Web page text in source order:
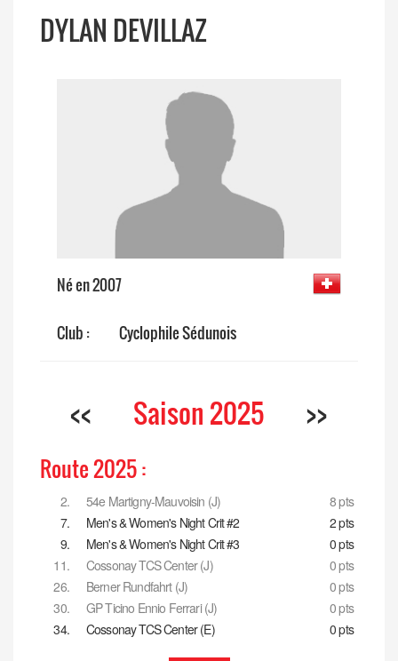
DYLAN DEVILLAZ
Né en 2007
Club : Cyclophile Sédunois
<< Saison 2025 >>
Route 2025 :
2. 54e Martigny-Mauvoisin (J)
8 pts
7.
Men's & Women's Night Crit #2
2 pts
9.
Men's & Women's Night Crit #3
0 pts
11.
Cossonay TCS Center (J)
0 pts
26.
Berner Rundfahrt (J)
0 pts
30.
GP Ticino Ennio Ferrari (J)
0 pts
34.
Cossonay TCS Center (E) 0 pts